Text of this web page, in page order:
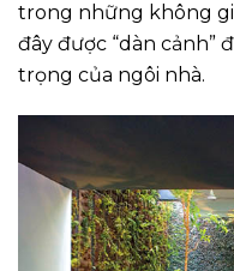
trong những không
đây được “dàn
trọng của ngôi nhà.